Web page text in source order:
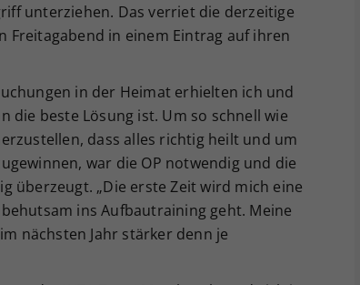
unterziehen. Das verriet die derzeitige
Freitagabend in einem Eintrag auf ihren
in der Heimat erhielten ich und
die beste Lösung ist. Um so schnell wie
dass alles richtig heilt und um
war die OP notwendig und die
überzeugt. „Die erste Zeit wird mich eine
ins Aufbautraining geht. Meine
nächsten Jahr stärker denn je